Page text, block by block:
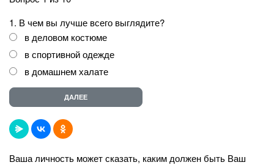
1. В чем вы лучше всего выглядите?
в деловом костюме
в спортивной одежде
в домашнем халате
Ваша личность может сказать, каким должен быть Ваш